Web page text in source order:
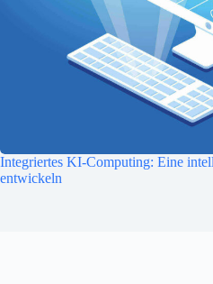
Integriertes KI-Computing: Eine
entwickeln